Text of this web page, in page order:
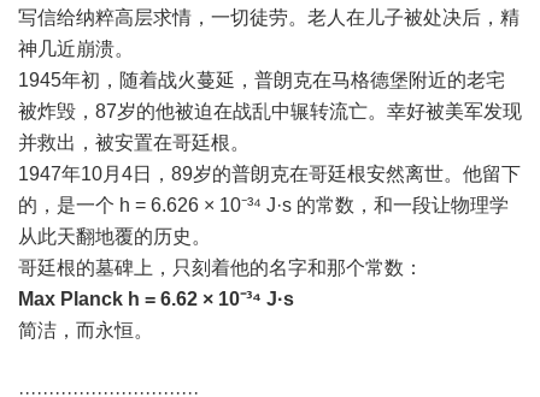
写信给纳粹高层求情，一切徒劳。老人在儿子被处决后，精
神几近崩溃。
1945年初，随着战火蔓延，普朗克在马格德堡附近的老宅
被炸毁，87岁的他被迫在战乱中辗转流亡。幸好被美军发现
并救出，被安置在哥廷根。
1947年10月4日，89岁的普朗克在哥廷根安然离世。他留下
的，是一个 h = 6.626 × 10⁻³⁴ J·s 的常数，和一段让物理学
从此天翻地覆的历史。
哥廷根的墓碑上，只刻着他的名字和那个常数：
Max Planck h = 6.62 × 10⁻³⁴ J·s
简洁，而永恒。
······························